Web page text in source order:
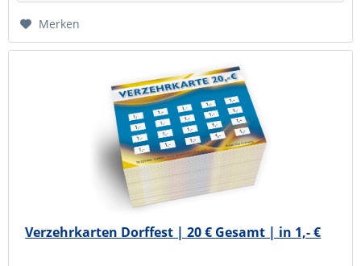
Merken
Verzehrkarten Dorffest | 20 € Gesamt | in 1,- €